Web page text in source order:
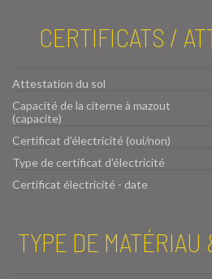
CERTIFICATS /
Attestation du sol
Capacité de la citerne à mazout
(capacite)
Certificat d'électricité (oui/non)
Type de certificat d'électricité
Certificat électricité - date
TYPE DE MATÉRIAU